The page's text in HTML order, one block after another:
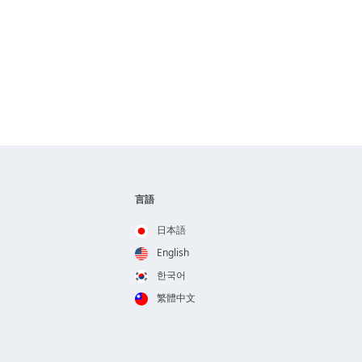
言語
日本語
English
한국어
繁體中文